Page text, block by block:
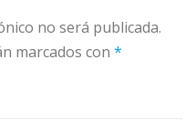
no será publicada.
marcados con *